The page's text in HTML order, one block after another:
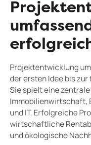
Projektentwicklung
der ersten Idee bis
Sie spielt eine
Immobilienwirtschaft,
und IT. Erfolgreiche
wirtschaftliche
und ökologische